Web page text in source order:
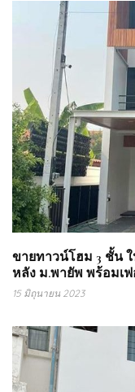
ขายทาวน์โฮม 3 ชั้น ใ
หลัง ม.พายัพ พร้อมเ
15 มิถุนายน 2023